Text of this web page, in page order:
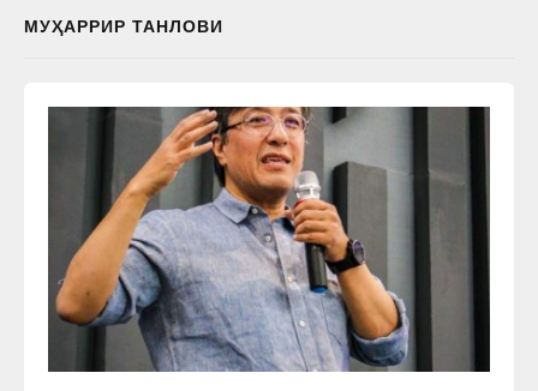
МУҲАРРИР ТАНЛОВИ